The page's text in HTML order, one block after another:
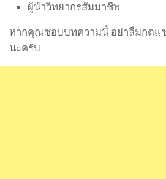
ผู้นำวิทยากรสัมมาชีพ
หากคุณชอบบทความนี้ อย่าลืมกดแ
นะครับ